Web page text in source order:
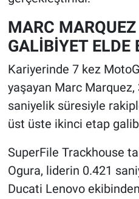
MARC
GALİBİYET ELDE
Kariyerinde 7 kez
yaşayan Marc Marquez,
saniyelik süresiyle
üst üste ikinci etap
SuperFile Trackhouse
Ogura, liderin 0.421
Ducati Lenovo